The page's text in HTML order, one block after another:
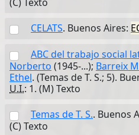
CELATS. Buenos Aires:
ABC del trabajo social
Norberto (1945-...); Barreix
Ethel. (Temas de T. S.; 5).
U.I.: 1. (M) Texto
Temas de T. S.. Buenos
(C) Texto